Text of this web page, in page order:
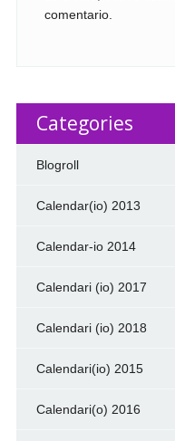
comentario.
Categories
Blogroll
Calendar(io) 2013
Calendar-io 2014
Calendari (io) 2017
Calendari (io) 2018
Calendari(io) 2015
Calendari(o) 2016